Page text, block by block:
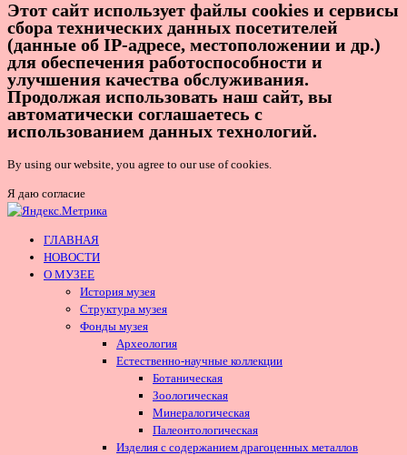
Этот сайт использует файлы cookies и сервисы
сбора технических данных посетителей
(данные об IP-адресе, местоположении и др.)
для обеспечения работоспособности и
улучшения качества обслуживания.
Продолжая использовать наш сайт, вы
автоматически соглашаетесь с
использованием данных технологий.
By using our website, you agree to our use of cookies.
Я даю согласие
ГЛАВНАЯ
НОВОСТИ
О МУЗЕЕ
История музея
Структура музея
Фонды музея
Археология
Естественно-научные коллекции
Ботаническая
Зоологическая
Минералогическая
Палеонтологическая
Изделия с содержанием драгоценных металлов